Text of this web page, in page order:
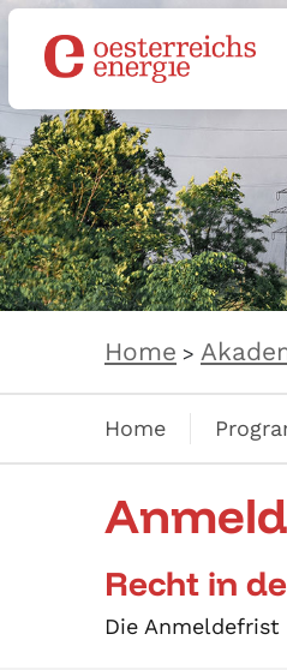
Home >
Home
Recht in
Die